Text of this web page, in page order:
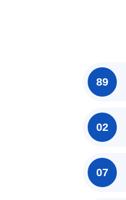
89
02
07